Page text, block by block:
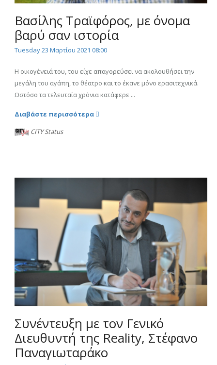
Βασίλης Τραϊφόρος, με όνομα
βαρύ σαν ιστορία
Tuesday 23 Μαρτίου 2021 08:00
Η οικογένειά του, του είχε απαγορεύσει να ακολουθήσει την
μεγάλη του αγάπη, το θέατρο και το έκανε μόνο ερασιτεχνικά.
Ωστόσο τα τελευταία χρόνια κατάφερε ...
Διαβάστε περισσότερα
CITY Status
Συνέντευξη με τον Γενικό
Διευθυντή της Reality, Στέφανο
Παναγιωταράκο